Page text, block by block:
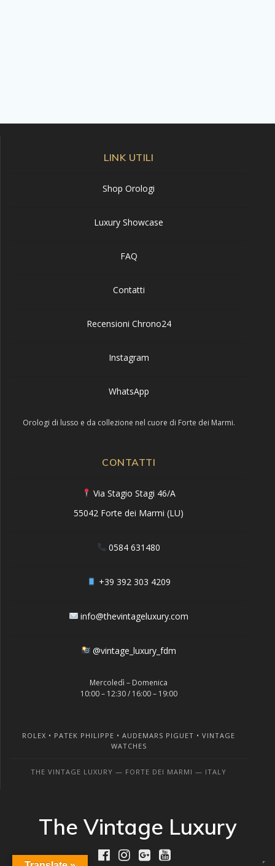
LINK UTILI
Shop Orologi
Luxury Showcase
FAQ
Contatti
Recensioni Chrono24
Instagram
WhatsApp
Orologi di lusso e da collezione nel cuore di Forte dei Marmi.
CONTATTI
Via Stagio Stagi 46/A
55042 Forte dei Marmi (LU)
0584 631480
+39 392 303 4209
info@thevintageluxury.com
@vintage_luxury_fdm
Mercoledì – Domenica
10:00 – 12:30 / 16:00 – 19:00
ROLEX • PATEK PHILIPPE • AUDEMARS PIGUET • VINTAGE
WATCHES
THE VINTAGE LUXURY — FORTE DEI MARMI — ITALY
The Vintage Luxury